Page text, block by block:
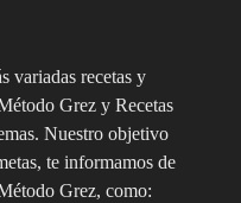
variadas recetas y
Grez y Recetas
Nuestro objetivo
te informamos de
Grez, como: